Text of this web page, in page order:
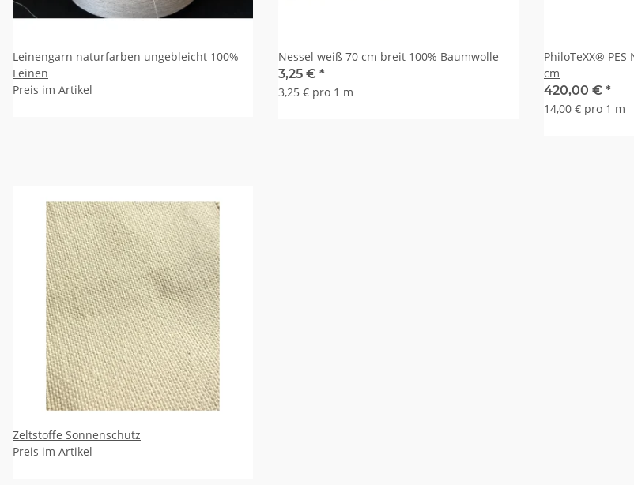
Leinengarn naturfarben ungebleicht 100%
Leinen
Preis im Artikel
Nessel weiß 70 cm breit 100% Baumwolle
3,25 € *
3,25 € pro 1 m
PhiloTeXX® PES Nessel FR weiß Breite 310
cm
420,00 € *
14,00 € pro 1 m
Zeltstoffe Sonnenschutz
Preis im Artikel